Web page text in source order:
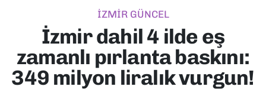
İZMİR GÜNCEL
İzmir dahil 4 ilde eş
zamanlı pırlanta baskını:
349 milyon liralık vurgun!
EKONOMİ
KÜLTÜR SANAT
Süper Lig Puan Durumu ve Fikstür
Tüm Manşetler
Son Dakika Haberleri